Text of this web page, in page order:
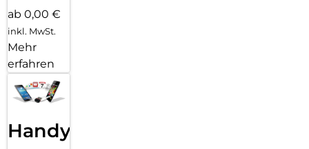
ab 0,00 €
inkl. MwSt.
Mehr
erfahren
Handy